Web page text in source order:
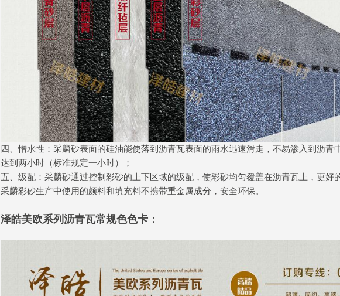
四、憎水性：采麟砂表面的硅油能使落到沥青瓦表面的雨水迅速滑走，不易渗入到沥青
达到两小时（标准规定一小时）；
五、级配：采麟砂通过控制彩砂的上下区域的级配，使彩砂均匀覆盖在沥青瓦上，更好
采麟彩砂生产中使用的颜料和填充料不携带重金属成分，安全环保。
泽皓美欧系列沥青瓦常规色色卡：